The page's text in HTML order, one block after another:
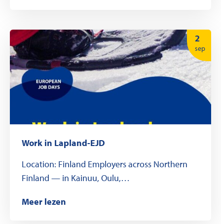
Work in Lapland-EJD
2
sep
Location: Finland Employers across Northern
Finland — in Kainuu, Oulu,…
Meer lezen